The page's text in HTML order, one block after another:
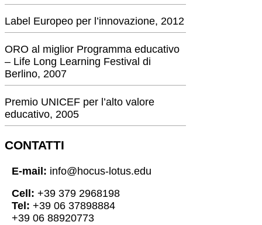
Label Europeo per l’innovazione, 2012
ORO al miglior Programma educativo
– Life Long Learning Festival di
Berlino, 2007
Premio UNICEF per l’alto valore
educativo, 2005
CONTATTI
E-mail: info@hocus-lotus.edu
Cell: +39 379 2968198
Tel: +39 06 37898884
+39 06 88920773